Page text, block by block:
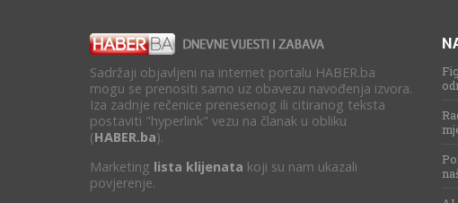
Sadržaji objavljeni na internet portalu HABER.ba
mogu se prenositi samo uz obavezu navođenja izvora.
Iza zadnje rečenice prenesenog ili citiranog teksta
postaviti "hyperlink" vezu na članak u obliku
(HABER.ba).
Marketing lista klijenata koji su nam ukazali
povjerenje.